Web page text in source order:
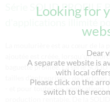
Looking for
Dear
A separate website is
with local
Please click on the
switch to the
Série SOLID
d'applications illimité
La moulurière est au cœur de la
ajoutée est créée, lorsqu'un
baguette profilée. La série
tailles d'entreprises - de
- et pour toutes les applications,